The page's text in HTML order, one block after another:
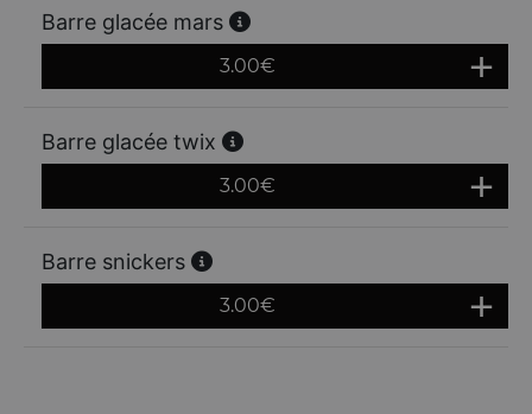
Barre glacée mars
3.00€
Barre glacée twix
3.00€
Barre snickers
3.00€